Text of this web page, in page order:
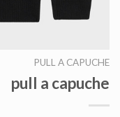
PULL A CAPUCHE
pull a capuche